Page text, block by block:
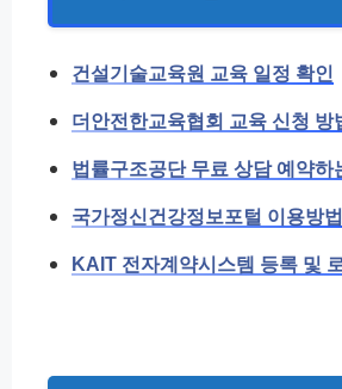
건설기술교육원 교육 일정 확인
더안전한교육협회 교육 신청 방
법률구조공단 무료 상담 예약하
국가정신건강정보포털 이용방법
KAIT 전자계약시스템 등록 및